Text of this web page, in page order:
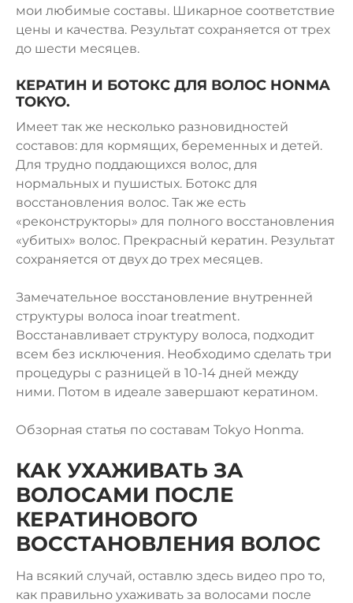
мои любимые составы. Шикарное соответствие
цены и качества. Результат сохраняется от трех
до шести месяцев.
КЕРАТИН И БОТОКС ДЛЯ ВОЛОС HONMA
TOKYO.
Имеет так же несколько разновидностей
составов: для кормящих, беременных и детей.
Для трудно поддающихся волос, для
нормальных и пушистых. Ботокс для
восстановления волос. Так же есть
«реконструкторы» для полного восстановления
«убитых» волос. Прекрасный кератин. Результат
сохраняется от двух до трех месяцев.
Замечательное восстановление внутренней
структуры волоса inoar treatment.
Восстанавливает структуру волоса, подходит
всем без исключения. Необходимо сделать три
процедуры с разницей в 10-14 дней между
ними. Потом в идеале завершают кератином.
Обзорная статья по составам Tokyo Honma.
КАК УХАЖИВАТЬ ЗА
ВОЛОСАМИ ПОСЛЕ
КЕРАТИНОВОГО
ВОССТАНОВЛЕНИЯ ВОЛОС
На всякий случай, оставлю здесь видео про то,
как правильно ухаживать за волосами после